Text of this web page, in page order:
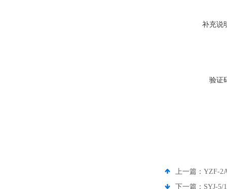
补充说
验证
上一篇： YZF-
下一篇： SYJ-5/